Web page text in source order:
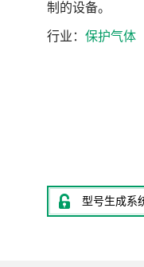
制的设备。
行业 保护气体
型号生成系